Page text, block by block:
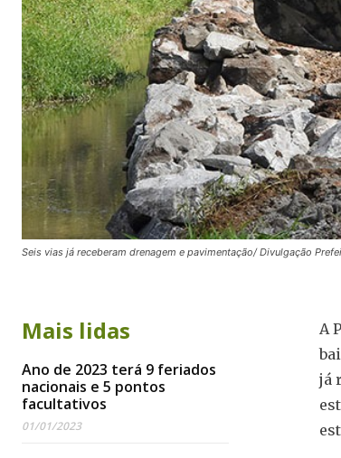
Seis vias já receberam drenagem e pavimentação/ Divulgação
Mais lidas
Ano de 2023 terá 9 feriados
nacionais e 5 pontos
facultativos
01/01/2023
A
já